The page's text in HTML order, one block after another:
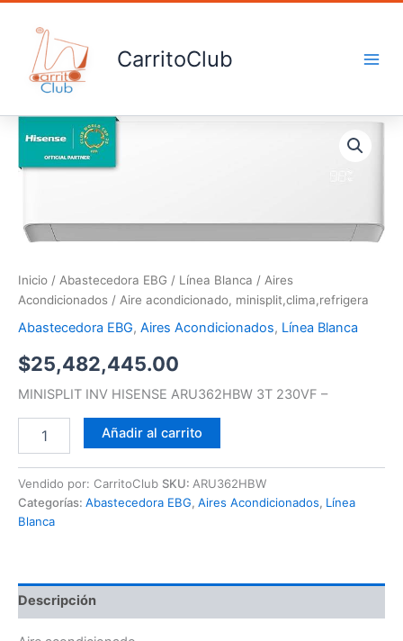
contenido
CarritoClub
Inicio / Abastecedora EBG / Línea Blanca / Aires
Acondicionados / Aire acondicionado, minisplit,clima,refrigera
Abastecedora EBG, Aires Acondicionados, Línea Blanca
$25,482,445.00
MINISPLIT INV HISENSE ARU362HBW 3T 230VF –
acondicionado,
minisplit,clima,refrigera
Añadir al carrito
Vendido por: CarritoClub SKU: ARU362HBW
Categorías: Abastecedora EBG, Aires Acondicionados, Línea
Blanca
Descripción